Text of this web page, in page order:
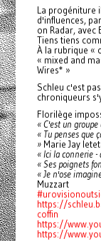
La progéniture
d'influences,
on Radar, avec
Tiens tiens
À la rubrique «
« mixed and
Wires* »
Schleu c'est
chroniqueurs
Florilège
« C'est un
« Tu penses que
»Marie Jay
« Ici la connerie
« Ses poignets
« Je n'ose
Muzzart
https://
coffin
https://
https://